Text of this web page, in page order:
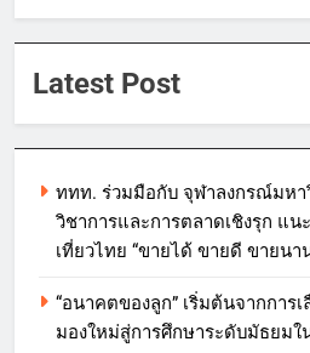
Latest Post
ททท. ร่วมมือกับ จุฬาลงกรณ์มห
วิชาการและการตลาดเชิงรุก แน
เที่ยวไทย “ขายได้ ขายดี ขายนา
“อนาคตของลูก” เริ่มต้นจากการ
มองใหม่สู่การศึกษาระดับมัธยมใ